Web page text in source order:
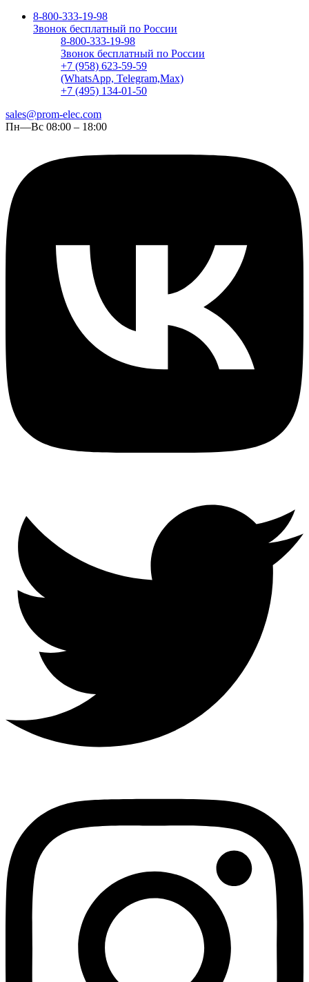
8-800-333-19-98
Звонок бесплатный по России
8-800-333-19-98
Звонок бесплатный по России
+7 (958) 623-59-59
(WhatsApp, Telegram,Max)
+7 (495) 134-01-50
sales@prom-elec.com
Пн—Вс 08:00 – 18:00